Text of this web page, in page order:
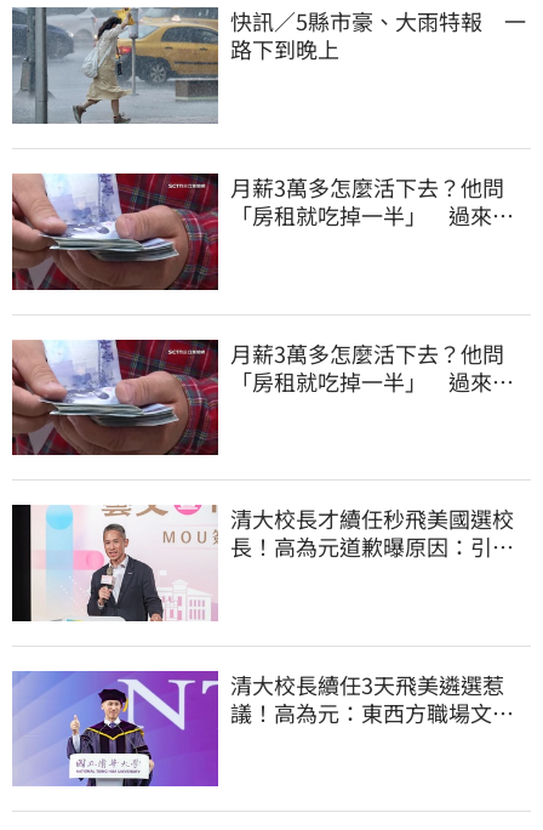
快訊／5縣市豪、大雨特報 一
路下到晚上
月薪3萬多怎麼活下去？他問
「房租就吃掉一半」 過來人
月薪3萬多怎麼活下去？他問
「房租就吃掉一半」 過來人
清大校長才續任秒飛美國選校
長！高為元道歉曝原因：引起
清大校長續任3天飛美遴選惹
議！高為元：東西方職場文化